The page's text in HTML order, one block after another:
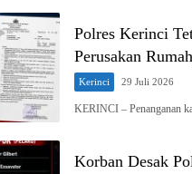
Polres Kerinci
Perusakan
Kerinci 29 Juli 2026
KERINCI – Penanganan
Korban Desak